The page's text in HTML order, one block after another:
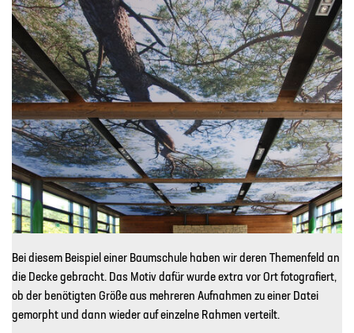
Bei diesem Beispiel einer Baumschule haben wir deren Themenfeld an
die Decke gebracht. Das Motiv dafür wurde extra vor Ort fotografiert,
ob der benötigten Größe aus mehreren Aufnahmen zu einer Datei
gemorpht und dann wieder auf einzelne Rahmen verteilt.